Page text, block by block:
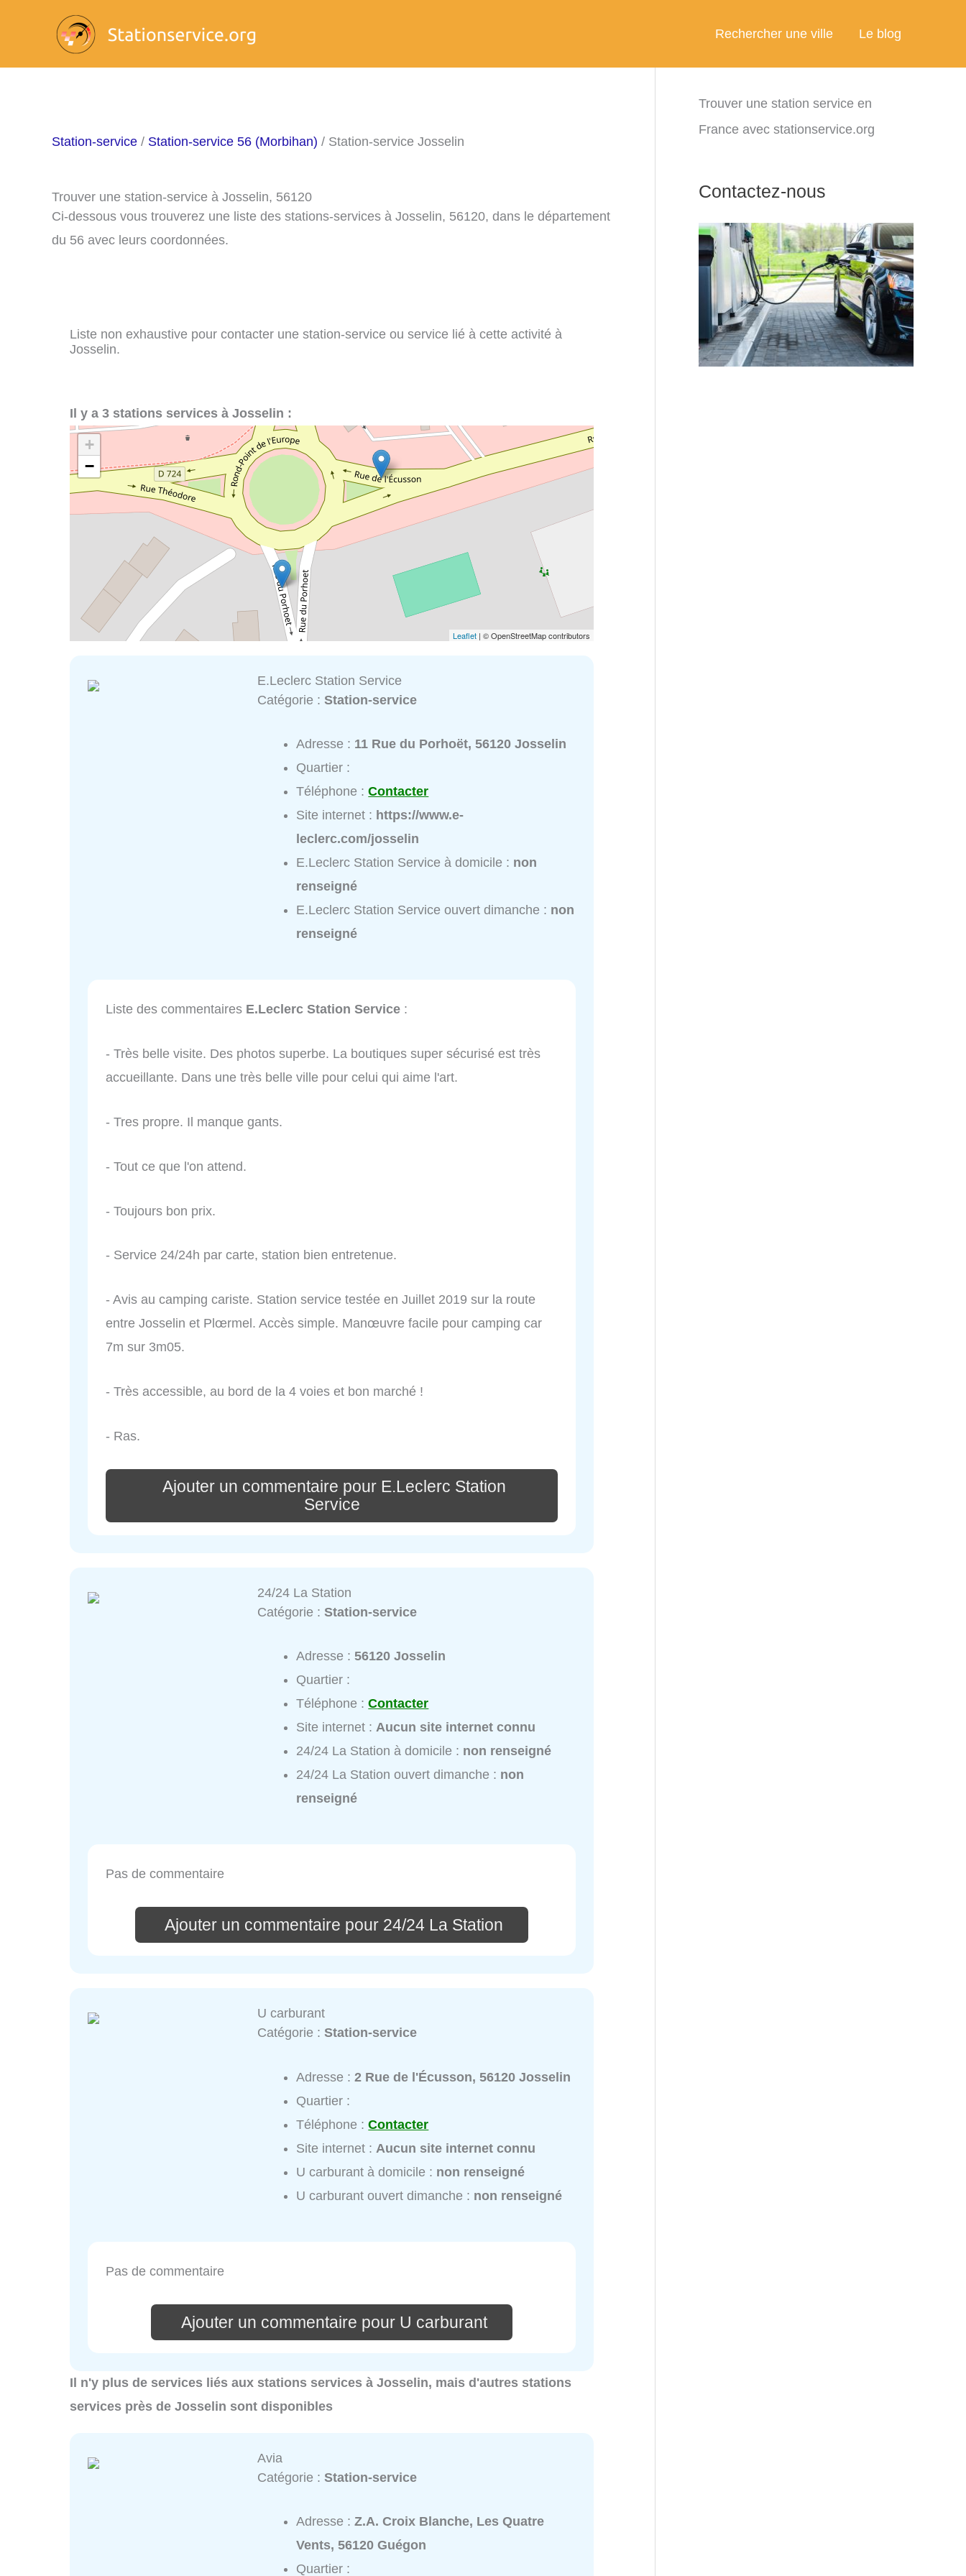
Rechercher une ville Le blog
Station-service / Station-service 56 (Morbihan) / Station-service Josselin
Trouver une station-service à Josselin, 56120
Ci-dessous vous trouverez une liste des stations-services à Josselin, 56120, dans le département
du 56 avec leurs coordonnées.
Liste non exhaustive pour contacter une station-service ou service lié à cette activité à
Josselin.
Il y a 3 stations services à Josselin :
+
−
Leaflet | © OpenStreetMap contributors
E.Leclerc Station Service
Catégorie :Station-service
Adresse : 11 Rue du Porhoët, 56120 Josselin
Quartier :
Téléphone :Contacter
Site internet : https://www.e-
leclerc.com/josselin
E.Leclerc Station Service à domicile : non
renseigné
E.Leclerc Station Service ouvert dimanche : non
renseigné
Liste des commentaires E.Leclerc Station Service :
- Très belle visite. Des photos superbe. La boutiques super sécurisé est très
accueillante. Dans une très belle ville pour celui qui aime l'art.
- Tres propre. Il manque gants.
- Tout ce que l'on attend.
- Toujours bon prix.
- Service 24/24h par carte, station bien entretenue.
- Avis au camping cariste. Station service testée en Juillet 2019 sur la route
entre Josselin et Plœrmel. Accès simple. Manœuvre facile pour camping car
7m sur 3m05.
- Très accessible, au bord de la 4 voies et bon marché !
- Ras.
Ajouter un commentaire pour E.Leclerc Station
Service
24/24 La Station
Catégorie :Station-service
Adresse :56120 Josselin
Quartier :
Téléphone :Contacter
Site internet :Aucun site internet connu
24/24 La Station à domicile : non renseigné
24/24 La Station ouvert dimanche : non
renseigné
Pas de commentaire
Ajouter un commentaire pour 24/24 La Station
U carburant
Catégorie :Station-service
Adresse :2 Rue de l'Écusson, 56120 Josselin
Quartier :
Téléphone :Contacter
Site internet : Aucun site internet connu
U carburant à domicile : non renseigné
U carburant ouvert dimanche : non renseigné
Pas de commentaire
Ajouter un commentaire pour U carburant
Il n'y plus de services liés aux stations services à Josselin, mais d'autres stations
services près de Josselin sont disponibles
Avia
Catégorie :Station-service
Adresse :Z.A. Croix Blanche, Les Quatre
Vents, 56120 Guégon
Quartier :
Trouver une station service en
France avec stationservice.org
Contactez-nous